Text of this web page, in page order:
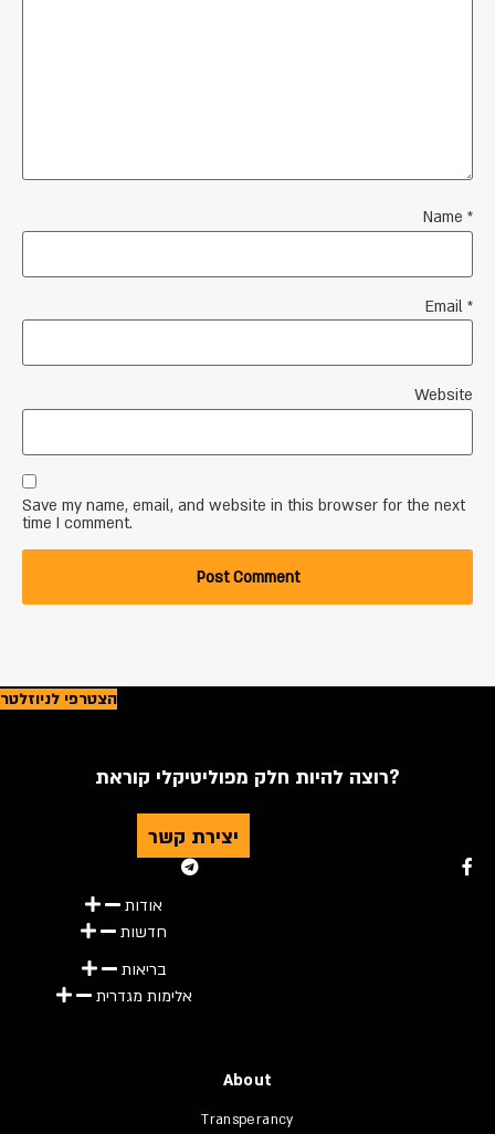
Name *
Email *
Website
Save my name, email, and website in this browser for the next
time I comment.
הצטרפי לניוזלטר
רוצה להיות חלק מפוליטיקלי קוראת?
יצירת קשר
אודות
חדשות
בריאות
אלימות מגדרית
About
Transperancy